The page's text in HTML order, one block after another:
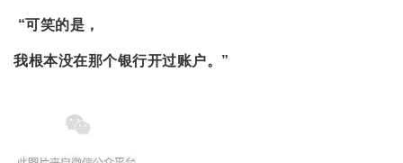
“可笑的是，
我根本没在那个银行开过账户。”